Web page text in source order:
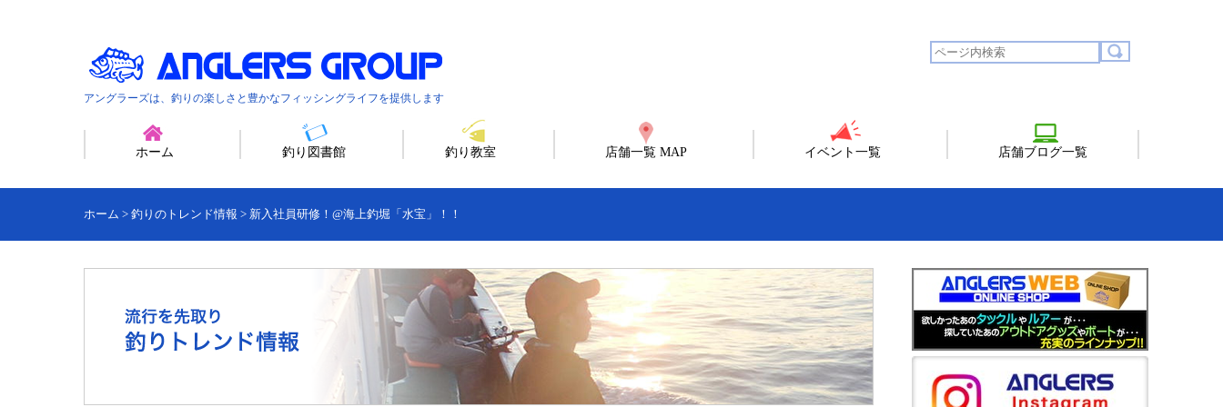
アングラーズは、釣りの楽しさと豊かなフィッシングライフを提供します
ホーム 釣り図書館 釣り教室 店舗一覧 MAP イベント一覧 店舗ブログ一覧
ホーム > 釣りのトレンド情報 > 新入社員研修！@海上釣堀「水宝」！！